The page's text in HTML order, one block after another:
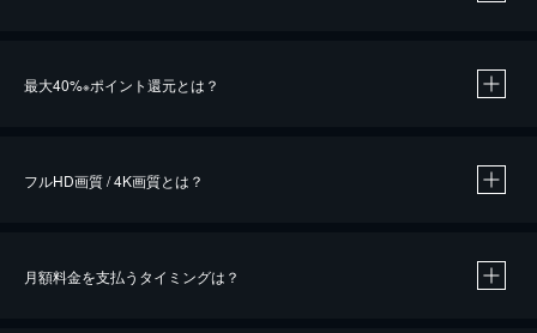
最大40%※ポイント還元とは？
※40％ポイント還元の対象は、クレジットカード決済による作品の購入 / レンタルです。
フルHD画質 / 4K画質とは？
月額料金を支払うタイミングは？